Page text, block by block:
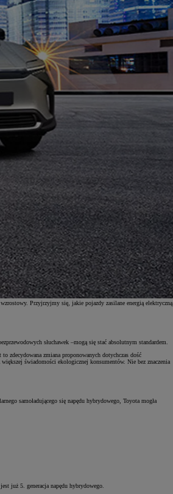
Przyjrzyjmy się, jakie pojazdy zasilane energią elektryczną
słuchawek –mogą się stać absolutnym standardem.
zdecydowana zmiana proponowanych dotychczas dość
świadomości ekologicznej konsumentów. Nie bez znaczenia
samoładującego się napędu hybrydowego, Toyota mogła
już 5. generacja napędu hybrydowego.